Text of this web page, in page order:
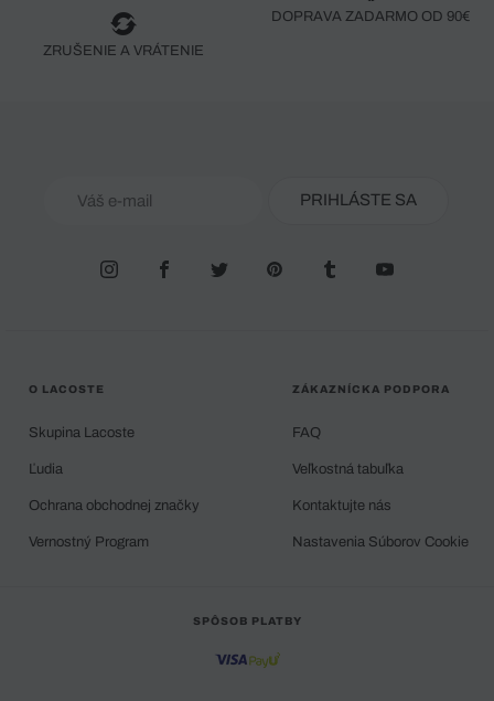
ZRUŠENIE A VRÁTENIE
DOPRAVA ZADARMO OD 90€
PRIHLÁSTE SA
O LACOSTE
Skupina Lacoste
Ľudia
Ochrana obchodnej značky
Vernostný Program
ZÁKAZNÍCKA PODPORA
FAQ
Veľkostná tabuľka
Kontaktujte nás
Nastavenia Súborov Cookie
SPÔSOB PLATBY